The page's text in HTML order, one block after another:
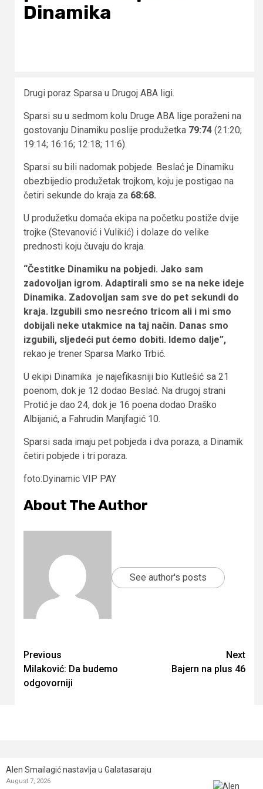
Dinamika
Drugi poraz Sparsa u Drugoj ABA ligi.
Sparsi su u sedmom kolu Druge ABA lige poraženi na
gostovanju Dinamiku poslije produžetka 79:74 (21:20;
19:14; 16:16; 12:18; 11:6).
Sparsi su bili nadomak pobjede. Beslać je Dinamiku
obezbijedio produžetak trojkom, koju je postigao na
četiri sekunde do kraja za 68:68.
U produžetku domaća ekipa na početku postiže dvije
trojke (Stevanović i Vulikić) i dolaze do velike
prednosti koju čuvaju do kraja.
“Čestitke Dinamiku na pobjedi. Jako sam
zadovoljan igrom. Adaptirali smo se na neke ideje
Dinamika. Zadovoljan sam sve do pet sekundi do
kraja. Izgubili smo nesrećno tricom ali i mi smo
dobijali neke utakmice na taj način. Danas smo
izgubili, sljedeći put ćemo dobiti. Idemo dalje”,
rekao je trener Sparsa Marko Trbić.
U ekipi Dinamika je najefikasniji bio Kutlešić sa 21
poenom, dok je 12 dodao Beslać. Na drugoj strani
Protić je dao 24, dok je 16 poena dodao Draško
Albijanić, a Fahrudin Manjfagić 10.
Sparsi sada imaju pet pobjeda i dva poraza, a Dinamik
četiri pobjede i tri poraza.
foto:Dyinamic VIP PAY
About The Author
See author's posts
Continue
Reading
Previous
Milaković: Da budemo
odgovorniji
Next
Bajern na plus 46
Alen Smailagić nastavlja u Galatasaraju
August 7, 2026